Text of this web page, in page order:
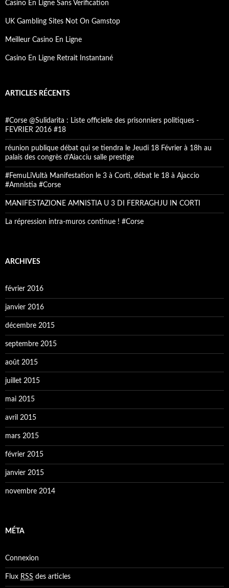
Casino En Ligne Sans Verification
UK Gambling Sites Not On Gamstop
Meilleur Casino En Ligne
Casino En Ligne Retrait Instantané
ARTICLES RÉCENTS
#Corse @Sulidarita : Liste officielle des prisonniers politiques -
FEVRIER 2016 #18
réunion publique débat qui se tiendra le Jeudi 18 Février à 18h au
palais des congrès d’Aiacciu salle prestige
#FemuLiVultà Manifestation le 3 à Corti, débat le 18 à Ajaccio
#Amnistia #Corse
MANIFESTAZIONE AMNISTIA U 3 DI FERRAGHJU IN CORTI
La répression intra-muros continue ! #Corse
ARCHIVES
février 2016
janvier 2016
décembre 2015
septembre 2015
août 2015
juillet 2015
mai 2015
avril 2015
mars 2015
février 2015
janvier 2015
novembre 2014
MÉTA
Connexion
Flux RSS des articles